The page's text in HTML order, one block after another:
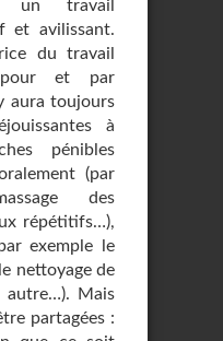
un travail
et avilissant.
du travail
pour et par
aura toujours
à
pénibles
(par
des
répétitifs…),
exemple le
nettoyage de
autre…). Mais
partagées :